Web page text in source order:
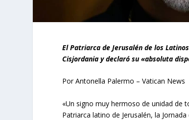
El Patriarca de Jerusalén de los
Cisjordania y declaró su «absoluta
Por Antonella Palermo – Vatican News
«Un signo muy hermoso de unidad de
Patriarca latino de Jerusalén, la